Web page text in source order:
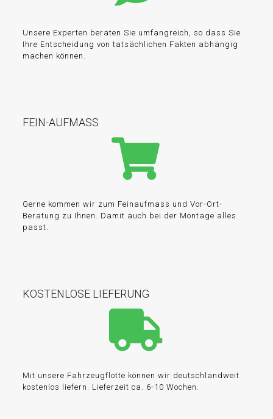
Unsere Experten beraten Sie umfangreich, so dass Sie
Ihre Entscheidung von tatsächlichen Fakten abhängig
machen können.
FEIN-AUFMASS
Gerne kommen wir zum Feinaufmass und Vor-Ort-
Beratung zu Ihnen. Damit auch bei der Montage alles
passt.
KOSTENLOSE LIEFERUNG
Mit unsere Fahrzeugflotte können wir deutschlandweit
kostenlos liefern. Lieferzeit ca. 6-10 Wochen.